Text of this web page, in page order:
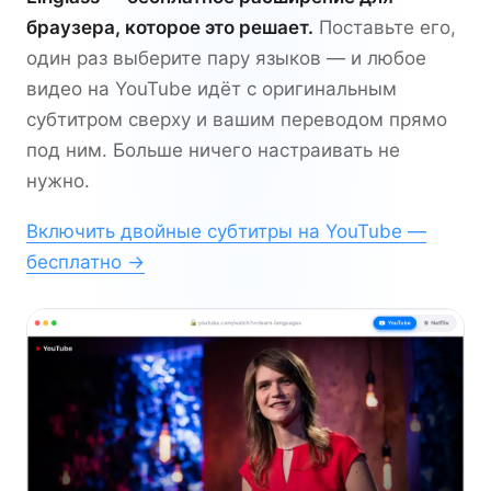
браузера, которое это решает. Поставьте его,
один раз выберите пару языков — и любое
видео на YouTube идёт с оригинальным
субтитром сверху и вашим переводом прямо
под ним. Больше ничего настраивать не
нужно.
Включить двойные субтитры на YouTube —
бесплатно →